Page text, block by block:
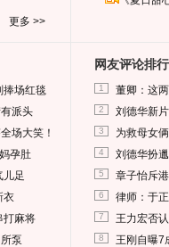
更多 >>
捧场红毯
派头
场大笑！
孕肚
足
衣
打麻将
泵
网友评论排行
1 董卿：这
2 刘德华新
3 为救母女
4 刘德华扮
5 章子怡斥
6 律师：于
7 王力宏否
8 王刚自曝7